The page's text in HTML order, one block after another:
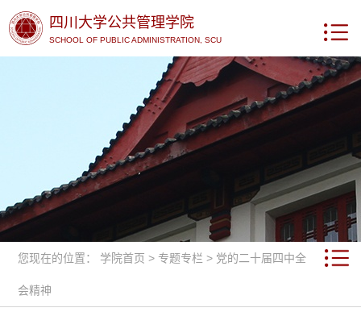
四川大学公共管理学院
SCHOOL OF PUBLIC ADMINISTRATION, SCU
您现在的位置： 学院首页 > 专题专栏 > 党的二十届四中全
会精神